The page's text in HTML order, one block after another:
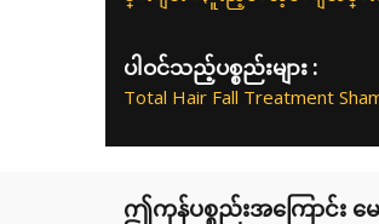
ပါဝင်သည့်ပစ္စည်းများ :
Total Hair Fall Treatment
ဤကုန်ပစ္စည်းအကြောင်း မေး